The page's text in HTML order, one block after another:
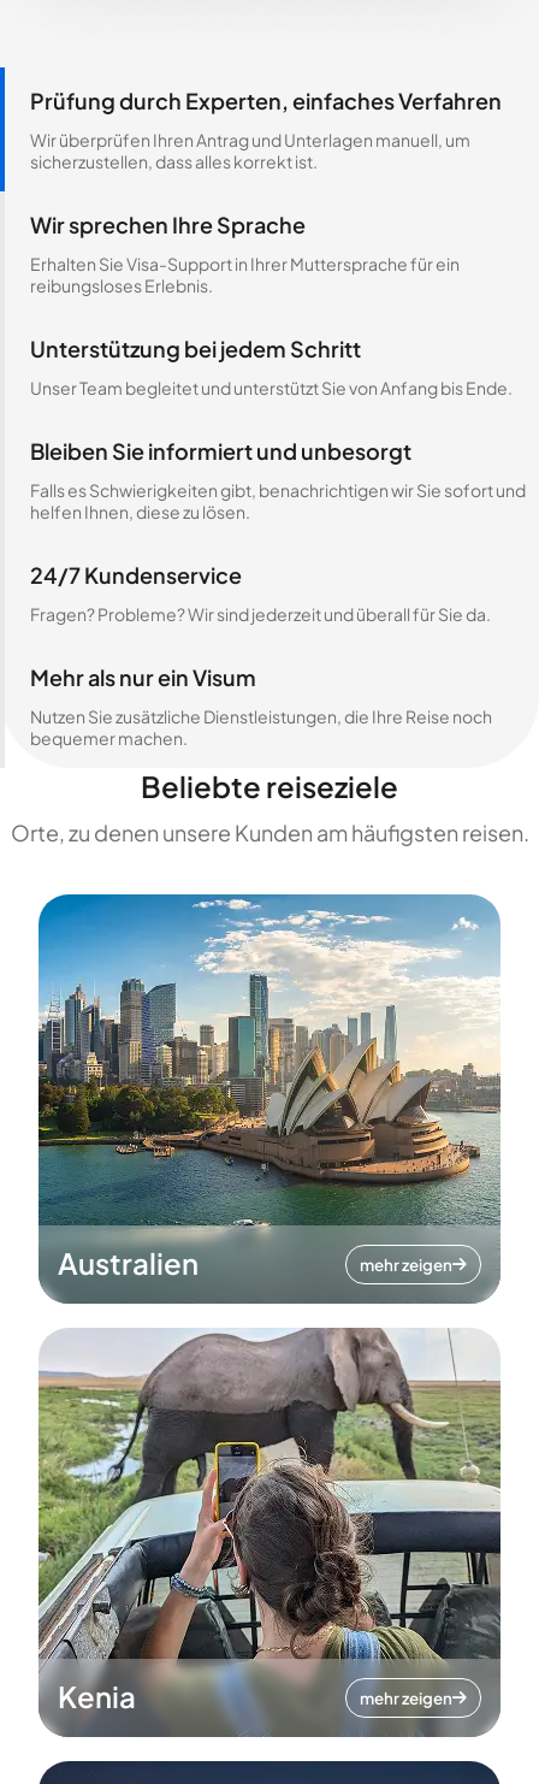
Prüfung durch Experten, einfaches Verfahren
Wir überprüfen Ihren Antrag und Unterlagen manuell, um
sicherzustellen, dass alles korrekt ist.
Wir sprechen Ihre Sprache
Erhalten Sie Visa-Support in Ihrer Muttersprache für ein
reibungsloses Erlebnis.
Unterstützung bei jedem Schritt
Unser Team begleitet und unterstützt Sie von Anfang bis Ende.
Bleiben Sie informiert und unbesorgt
Falls es Schwierigkeiten gibt, benachrichtigen wir Sie sofort und
helfen Ihnen, diese zu lösen.
24/7 Kundenservice
Fragen? Probleme? Wir sind jederzeit und überall für Sie da.
Mehr als nur ein Visum
Nutzen Sie zusätzliche Dienstleistungen, die Ihre Reise noch
bequemer machen.
Beliebte reiseziele
Orte, zu denen unsere Kunden am häufigsten reisen.
Australien mehr zeigen
Kenia mehr zeigen